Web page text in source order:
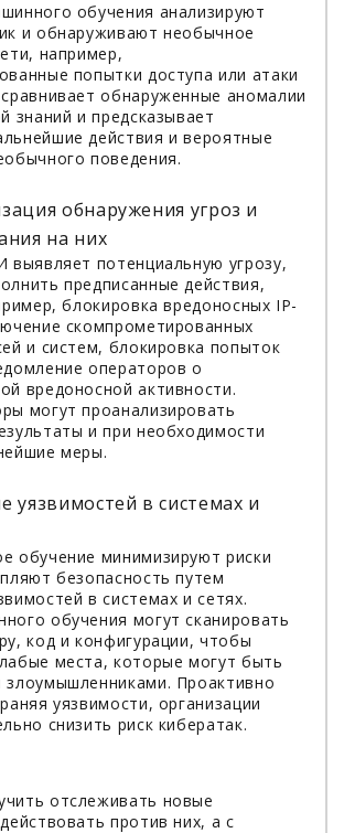
обучения анализируют
и обнаруживают необычное
например,
попытки доступа или атаки
обнаруженные аномалии
знаний и предсказывает
действия и вероятные
поведения.
обнаружения угроз и
на них
выявляет потенциальную угрозу,
предписанные действия,
блокировка вредоносных IP-
скомпрометированных
и систем, блокировка попыток
операторов о
вредоносной активности.
могут проанализировать
и при необходимости
меры.
уязвимостей в системах и
обучение минимизируют риски
безопасность путем
в системах и сетях.
обучения могут сканировать
код и конфигурации, чтобы
места, которые могут быть
злоумышленниками. Проактивно
уязвимости, организации
снизить риск кибератак.
отслеживать новые
против них, а с